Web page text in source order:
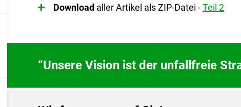
Download aller Artikel als ZIP-Datei -Teil 2
“Unsere Vision ist der unfallfreie